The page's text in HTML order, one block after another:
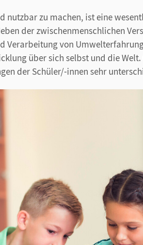
nutzbar zu machen, ist eine
der zwischenmenschlichen
Verarbeitung von
über sich selbst und die
der Schüler/-innen sehr